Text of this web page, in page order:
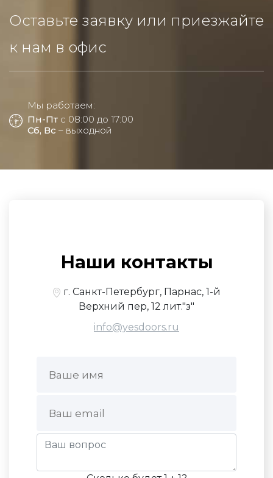
Оставьте заявку или приезжайте
к нам в офис
Мы работаем:
Пн-Пт с 08:00 до 17:00
Сб, Вс – выходной
Наши контакты
г. Санкт-Петербург, Парнас, 1-й
Верхний пер, 12 лит."з"
info@yesdoors.ru